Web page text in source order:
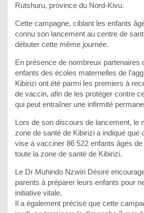
Rutshuru, province du Nord-Kivu.
Cette campagne, ciblant les enfants
connu son lancement au centre de
débuter cette même journée.
En présence de nombreux partenaires
enfants des écoles maternelles de
Kibirizi ont été parmi les premiers à
de vaccin, afin de les protéger contre
qui peut entraîner une infirmité
Lors de son discours de lancement, le
zone de santé de Kibirizi a indiqué que
vise à vacciner 86 522 enfants âgés
toute la zone de santé de Kibirizi.
Le Dr Muhindo Nzwiri Désiré
parents à préparer leurs enfants pour
initiative vitale.
Il a également précisé que cette